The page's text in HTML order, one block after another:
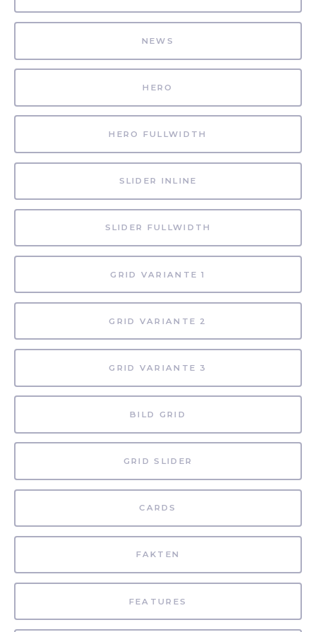
NEWS
HERO
HERO FULLWIDTH
SLIDER INLINE
SLIDER FULLWIDTH
GRID VARIANTE 1
GRID VARIANTE 2
GRID VARIANTE 3
BILD GRID
GRID SLIDER
CARDS
FAKTEN
FEATURES